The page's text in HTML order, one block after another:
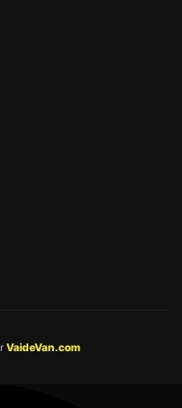
VaideVan.com